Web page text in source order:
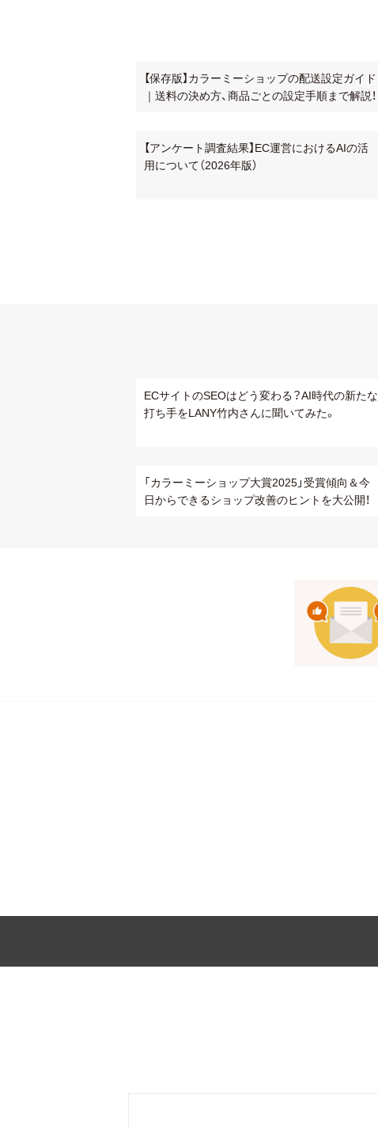
【保存版】カラーミーショップの配送設定ガイド
｜送料の決め方、商品ごとの設定手順まで解説！
【アンケート調査結果】EC運営におけるAIの活
用について（2026年版）
ECサイトのSEOはどう変わる？AI時代の新たな
打ち手をLANY竹内さんに聞いてみた。
「カラーミーショップ大賞2025」受賞傾向＆今
日からできるショップ改善のヒントを大公開！